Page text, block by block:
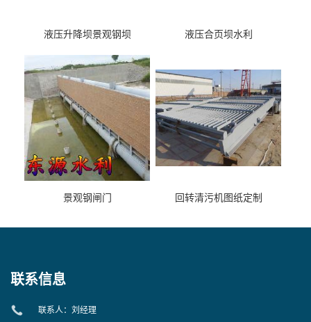
液压升降坝景观钢坝 液压合页坝水利
景观钢闸门 回转清污机图纸定制
联系信息
联系人：刘经理